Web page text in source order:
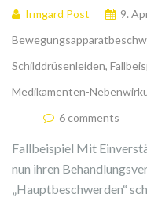
Irmgard Post
9.
Schilddrüsenleiden,
Medikamenten-
6 comments
Fallbeispiel Mit
nun ihren
„Hauptbeschwerden“